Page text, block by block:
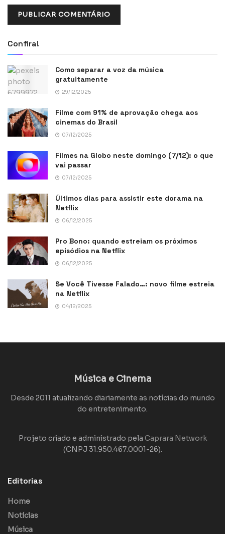
Confira!
Como separar a voz da música
gratuitamente
29/12/2025
Filme com 91% de aprovação chega aos
cinemas do Brasil
07/12/2025
Filmes na Globo neste domingo (7/12): o que
vai passar
07/12/2025
Últimos dias para assistir este dorama na
Netflix
06/12/2025
Pro Bono: quando estreiam os próximos
episódios na Netflix
06/12/2025
Se Você Tivesse Falado…: novo filme estreia
na Netflix
04/12/2025
Música e Cinema
Desde 2011 atualizando diariamente as notícias do mundo
do entretenimento.
Projeto criado e administrado pela Caprara Network
(CNPJ 31.950.467.0001-26).
Editorias
Home
Notícias
Música